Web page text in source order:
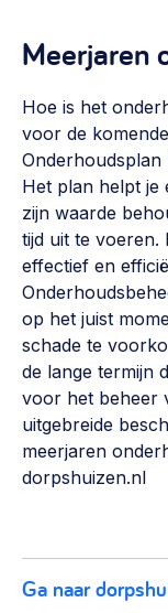
Werving,
>
Eigen gebouw
Huren of kopen,
Sociaal
Bewonersbedrijf
Community
Zorgzame
Betrokken
Nieuws
Bijeenkomsten
Team
Lid worden
Vraag stellen
030 231 7511
Meerjaren
Hoe is het
voor de
Het plan helpt je
zijn waarde
tijd uit te voeren.
effectief en
op het juist
schade te
de lange termijn
voor het beheer
uitgebreide
meerjaren
dorpshuizen.nl
Ga naar